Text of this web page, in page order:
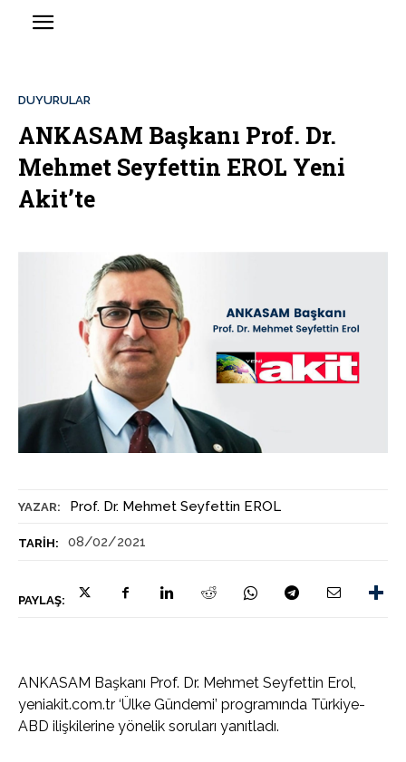
YAZAR: Prof. Dr. Mehmet Seyfettin EROL
TARIH: 08/02/2021
PAYLAŞ:
DUYURULAR
ANKASAM Başkanı Prof. Dr.
Mehmet Seyfettin EROL Yeni
Akit’te
ANKASAM Başkanı Prof. Dr. Mehmet Seyfettin Erol,
yeniakit.com.tr ‘Ülke Gündemi’ programında Türkiye-
ABD ilişkilerine yönelik soruları yanıtladı.